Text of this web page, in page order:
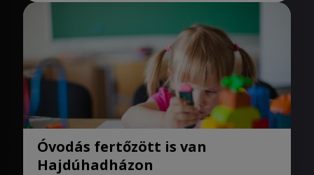
Óvodás fertőzött is van
Hajdúhadházon